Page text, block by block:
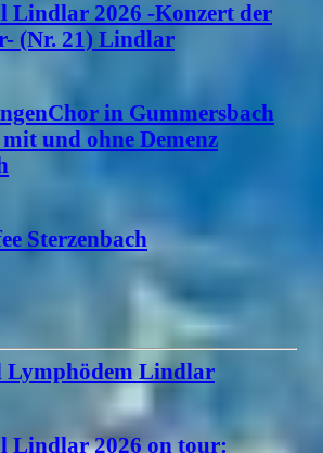
Lindlar 2026 -Konzert der
(Nr. 21) Lindlar
in Gummersbach
und ohne Demenz
Sterzenbach
Lymphödem Lindlar
Lindlar 2026 on tour: